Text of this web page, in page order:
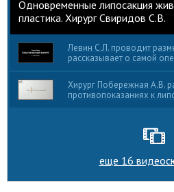
Одновременные липосакция
пластика. Хирург Свиридов С.В.
Левин С.Л. проводит
рассказывает о самой
Хирург Побережная А.В.
противопоказаниях к
еще 16